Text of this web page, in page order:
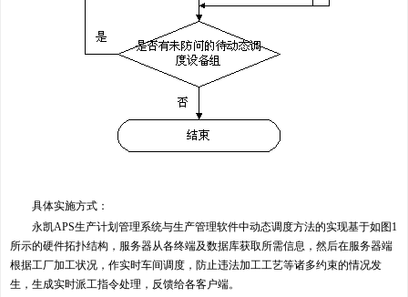
具体实施方式：
永凯APS生产计划管理系统与生产管理软件中动态调度方法的实现基于如图1
所示的硬件拓扑结构，服务器从各终端及数据库获取所需信息，然后在服务器端
根据工厂加工状况，作实时车间调度，防止违法加工工艺等诸多约束的情况发
生，生成实时派工指令处理，反馈给各客户端。